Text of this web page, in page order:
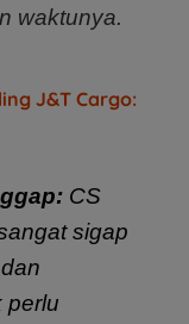
waktunya.
J&T Cargo:
CS
sigap
perlu